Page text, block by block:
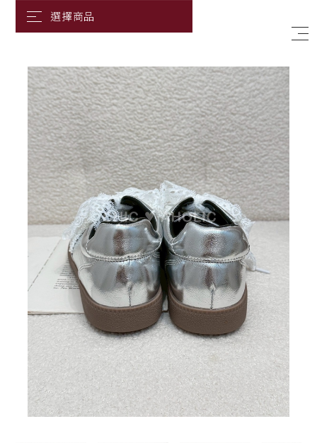
CLOTHING
BOTTOM
ACC&SHOE
BIG SALE
CA made